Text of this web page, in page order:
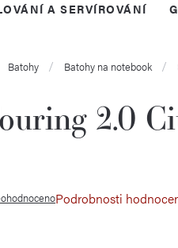
A SERVÍROVÁNÍ
Batohy Batohy na notebook
2.0
Podrobnosti